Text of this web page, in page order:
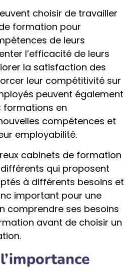
choisir de travailler
formation pour
de leurs
l’efficacité de leurs
la satisfaction des
leur compétitivité sur
peuvent également
formations en
compétences et
employabilité.
cabinets de formation
qui proposent
à différents besoins et
important pour une
comprendre ses besoins
avant de choisir un